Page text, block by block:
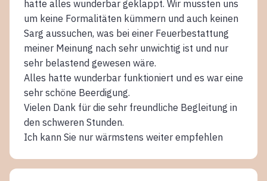
hatte alles wunderbar geklappt. Wir mussten uns
um keine Formalitäten kümmern und auch keinen
Sarg aussuchen, was bei einer Feuerbestattung
meiner Meinung nach sehr unwichtig ist und nur
sehr belastend gewesen wäre.
Alles hatte wunderbar funktioniert und es war eine
sehr schöne Beerdigung.
Vielen Dank für die sehr freundliche Begleitung in
den schweren Stunden.
Ich kann Sie nur wärmstens weiter empfehlen